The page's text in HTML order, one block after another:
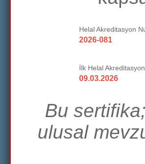
Helal Akreditasyon
2026-081
İlk Helal
09.03.2026
Bu
ulusal